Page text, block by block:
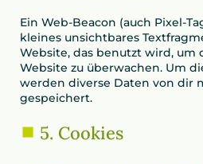
Ein Web-Beacon (auch Pixel-
kleines unsichtbares
Website, das benutzt wird, um
Website zu überwachen. Um
werden diverse Daten von dir
gespeichert.
5. Cookies